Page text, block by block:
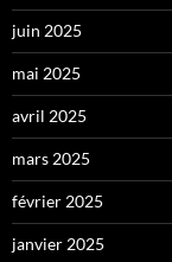
juin 2025
mai 2025
avril 2025
mars 2025
février 2025
janvier 2025